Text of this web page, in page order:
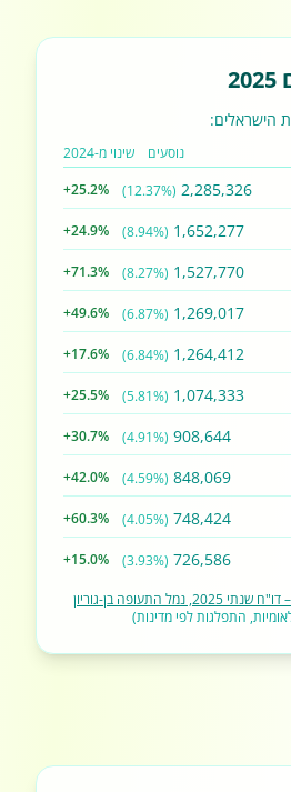
הישראלים:
נוסעים שינוי מ-2024
2,285,326
(12.37%)
+25.2%
1,652,277
(8.94%)
+24.9%
1,527,770
(8.27%)
+71.3%
1,269,017
(6.87%)
+49.6%
1,264,412
(6.84%)
+17.6%
1,074,333
(5.81%)
+25.5%
908,644
(4.91%)
+30.7%
848,069
(4.59%)
+42.0%
748,424
(4.05%)
+60.3%
726,586
(3.93%)
+15.0%
התעופה בן-גוריון
התפלגות לפי מדינות)